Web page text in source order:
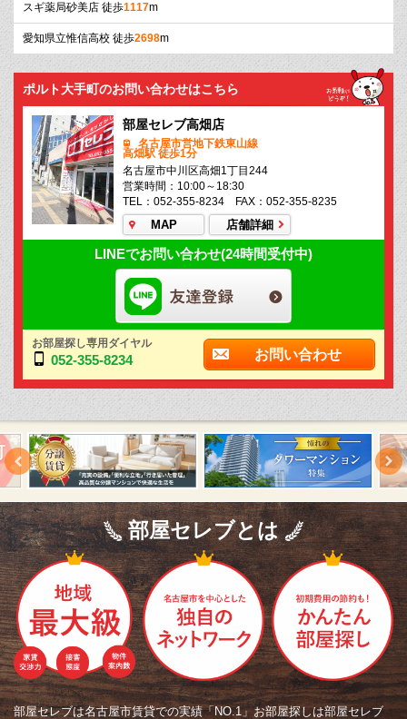
スギ薬局砂美店 徒歩1117m
愛知県立惟信高校 徒歩2698m
ポルト大手町のお問い合わせはこちら
部屋セレブ高畑店
名古屋市営地下鉄東山線
高畑駅 徒歩1分
名古屋市中川区高畑1丁目244
営業時間：10:00～18:30
TEL：052-355-8234 FAX：052-355-8235
MAP 店舗詳細
LINEでお問い合わせ(24時間受付中)
お部屋探し専用ダイヤル
052-355-8234 お問い合わせ
部屋セレブとは
部屋セレブは名古屋市賃貸での実績「NO.1」お部屋探しは部屋セレブ